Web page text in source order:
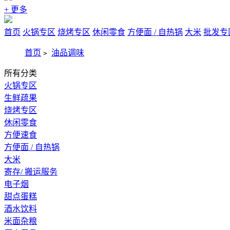
+ 更多
首页 火锅专区 烧烤专区 休闲零食 方便面 / 自热锅 大米 批发专
首页 > 油品调味
所有分类
火锅专区
生鲜疏果
烧烤专区
休闲零食
方便速食
方便面 / 自热锅
大米
寄存/ 搬运服务
电子烟
甜点蛋糕
酒水饮料
米面杂粮